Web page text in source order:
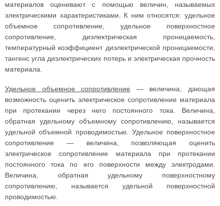
материалов оценивают с помощью величин, называемых
электрическими характеристиками. К ним относятся: удельное
объемное сопротивление, удельное поверхностное
сопротивление, диэлектрическая проницаемость,
температурный коэффициент диэлектрической проницаемости,
тангенс угла диэлектрических потерь и электрическая прочность
материала.
Удельное объемное сопротивление — величина, дающая
возможность оценить электрическое сопротивление материала
при протекании через него постоянного тока. Величина,
обратная удельному объемному сопротивлению, называется
удельной объемной проводимостью. Удельное поверхностное
сопротивление — величина, позволяющая оценить
электрическое сопротивление материала при протекании
постоянного тока по его поверхности между электродами.
Величина, обратная удельному поверхностному
сопротивлению, называется удельной поверхностной
проводимостью.